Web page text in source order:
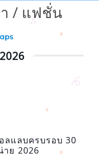
า / แฟชั่น
ลแลบครบรอบ 30
ย 2026